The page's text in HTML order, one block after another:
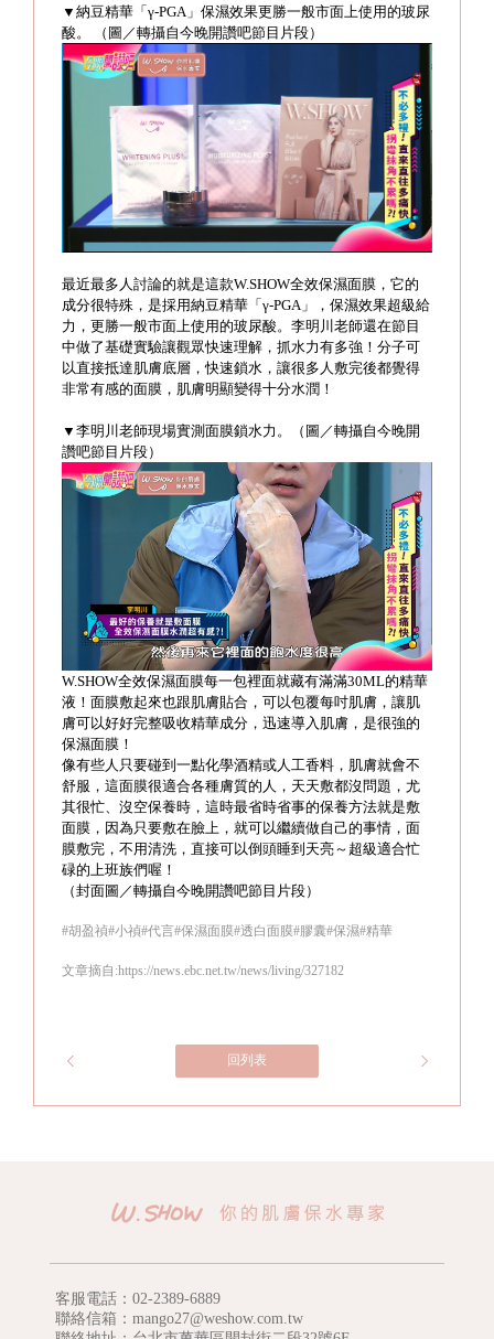
▼納豆精華「γ-PGA」保濕效果更勝一般市面上使用的玻尿
酸。 （圖／轉攝自今晚開讚吧節目片段）
最近最多人討論的就是這款W.SHOW全效保濕面膜，它的
成分很特殊，是採用納豆精華「γ-PGA」，保濕效果超級給
力，更勝一般市面上使用的玻尿酸。李明川老師還在節目
中做了基礎實驗讓觀眾快速理解，抓水力有多強！分子可
以直接抵達肌膚底層，快速鎖水，讓很多人敷完後都覺得
非常有感的面膜，肌膚明顯變得十分水潤！
▼李明川老師現場實測面膜鎖水力。（圖／轉攝自今晚開
讚吧節目片段）
W.SHOW全效保濕面膜每一包裡面就藏有滿滿30ML的精華
液！面膜敷起來也跟肌膚貼合，可以包覆每吋肌膚，讓肌
膚可以好好完整吸收精華成分，迅速導入肌膚，是很強的
保濕面膜！
像有些人只要碰到一點化學酒精或人工香料，肌膚就會不
舒服，這面膜很適合各種膚質的人，天天敷都沒問題，尤
其很忙、沒空保養時，這時最省時省事的保養方法就是敷
面膜，因為只要敷在臉上，就可以繼續做自己的事情，面
膜敷完，不用清洗，直接可以倒頭睡到天亮～超級適合忙
碌的上班族們喔！
（封面圖／轉攝自今晚開讚吧節目片段）
#胡盈禎#小禎#代言#保濕面膜#透白面膜#膠囊#保濕#精華
文章摘自:https://news.ebc.net.tw/news/living/327182
回列表
客服電話： 02-2389-6889
聯絡信箱：mango27@weshow.com.tw